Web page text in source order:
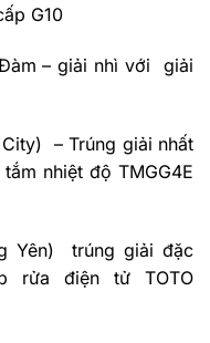
G10
– giải nhì với giải
– Trúng giải nhất
nhiệt độ TMGG4E
Yên) trúng giải đặc
rửa điện tử TOTO